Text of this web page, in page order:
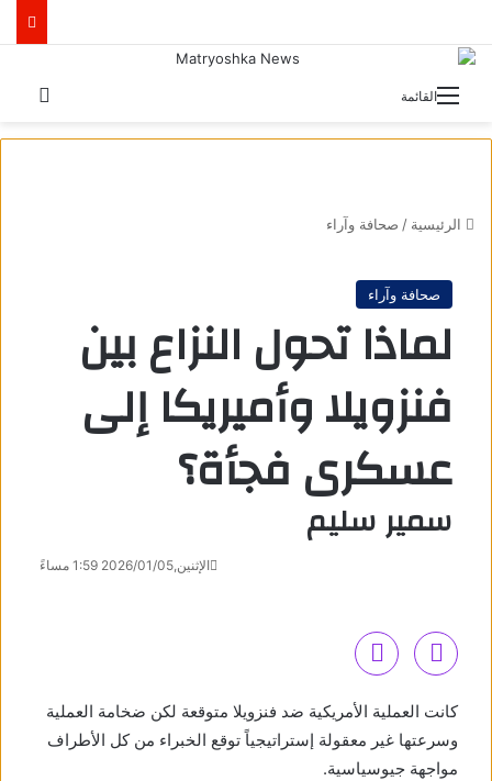
القائمة
الرئيسية / صحافة وآراء
صحافة وآراء
لماذا تحول النزاع بين
فنزويلا وأميريكا إلى
عسكرى فجأة؟
سمير سليم
الإثنين,2026/01/05 1:59 مساءً
كانت العملية الأمريكية ضد فنزويلا متوقعة لكن ضخامة العملية
وسرعتها غير معقولة إستراتيجياً توقع الخبراء من كل الأطراف
مواجهة جيوسياسية.